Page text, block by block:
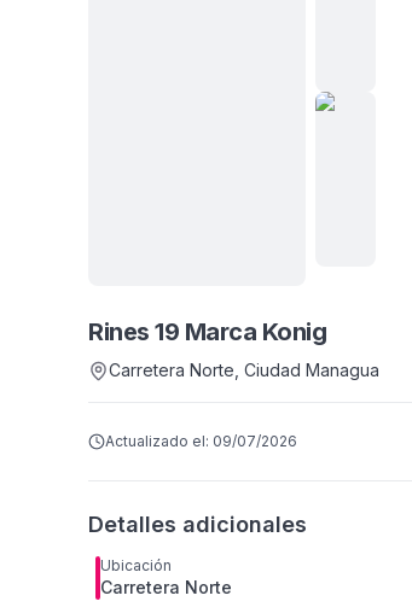
8
Rines 19 Marca Konig
Carretera Norte , Ciudad Managua
Actualizado el: 09/07/2026
Detalles adicionales
Ubicación
Carretera Norte